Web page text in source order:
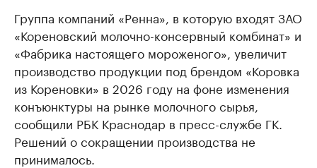
Группа компаний «Ренна», в которую входят ЗАО
«Кореновский молочно-консервный комбинат» и
«Фабрика настоящего мороженого», увеличит
производство продукции под брендом «Коровка
из Кореновки» в 2026 году на фоне изменения
конъюнктуры на рынке молочного сырья,
сообщили РБК Краснодар в пресс-службе ГК.
Решений о сокращении производства не
принималось.